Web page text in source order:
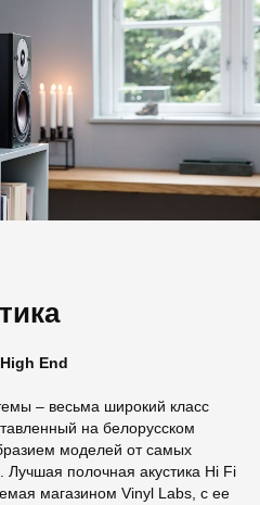
End
– весьма широкий класс
на белорусском
моделей от самых
полочная акустика Hi Fi
магазином Vinyl Labs, с ее